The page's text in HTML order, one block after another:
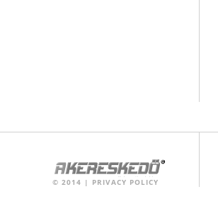
© 2014 | PRIVACY POLICY